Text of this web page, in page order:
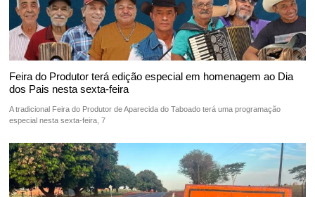
Feira do Produtor terá edição especial em homenagem ao Dia
dos Pais nesta sexta-feira
A tradicional Feira do Produtor de Aparecida do Taboado terá uma programação
especial nesta sexta-feira, 7